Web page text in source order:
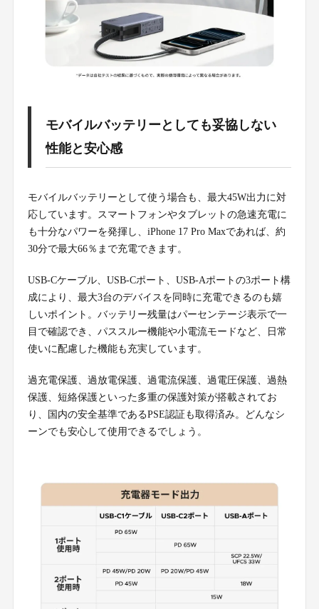
モバイルバッテリーとしても妥協しない
性能と安心感
モバイルバッテリーとして使う場合も、最大45W出力に対
応しています。スマートフォンやタブレットの急速充電に
も十分なパワーを発揮し、iPhone 17 Pro Maxであれば、約
30分で最大66％まで充電できます。
USB-Cケーブル、USB-Cポート、USB-Aポートの3ポート構
成により、最大3台のデバイスを同時に充電できるのも嬉
しいポイント。バッテリー残量はパーセンテージ表示で一
目で確認でき、パススルー機能や小電流モードなど、日常
使いに配慮した機能も充実しています。
過充電保護、過放電保護、過電流保護、過電圧保護、過熱
保護、短絡保護といった多重の保護対策が搭載されてお
り、国内の安全基準であるPSE認証も取得済み。どんなシ
ーンでも安心して使用できるでしょう。